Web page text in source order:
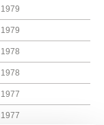
1979
1979
1978
1978
1977
1977